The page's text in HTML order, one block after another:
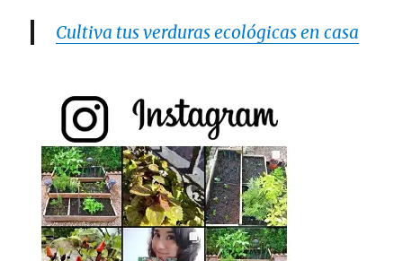
Cultiva tus verduras ecológicas en casa